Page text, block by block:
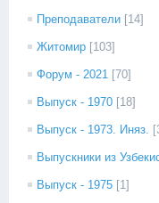
Преподаватели [14]
Житомир [103]
Форум - 2021 [70]
Выпуск - 1970 [18]
Выпуск - 1973. Иняз.
Выпускники из
Выпуск - 1975 [1]